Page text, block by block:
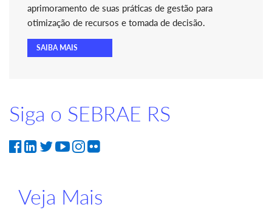
aprimoramento de suas práticas de gestão para
otimização de recursos e tomada de decisão.
SAIBA MAIS
Siga o SEBRAE RS
Veja Mais